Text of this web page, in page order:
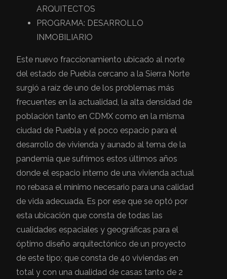
ARQUITECTOS
PROGRAMA: DESARROLLO
INMOBILIARIO
Este nuevo fraccionamiento ubicado al norte
del estado de Puebla cercano a la Sierra Norte
surgió a raíz de uno de los problemas más
frecuentes en la actualidad, la alta densidad de
población tanto en CDMX como en la misma
ciudad de Puebla y el poco espacio para el
desarrollo de vivienda y aunado al tema de la
pandemia que sufrimos estos últimos años
donde el espacio interno de una vivienda actual
no rebasa el mínimo necesario para una calidad
de vida adecuada. Es por ese que se optó por
esta ubicación que consta de todas las
cualidades espaciales y geográficas para el
óptimo diseño arquitectónico de un proyecto
de este tipo; que consta de 40 viviendas en
total y con una dualidad de casas tanto de 2